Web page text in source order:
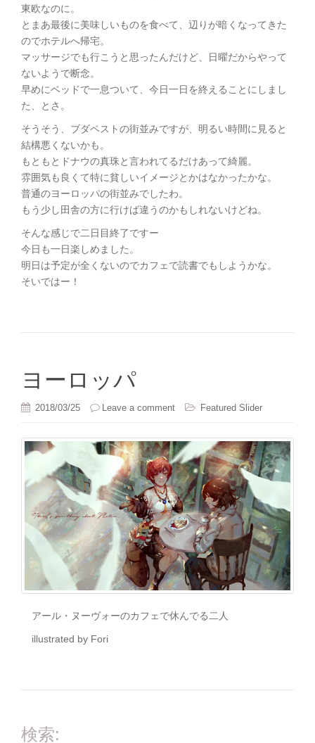
東欧なのに。
とまあ最後に美味しいものを食べて、辺りが暗くなってきた
のでホテルへ帰宅。
マッサージでも行こうと思ったんだけど、日曜だからやって
ないようで断念。
早めにベッドで一息ついて、今日一日を終えることにしまし
た、とさ。
そうそう、ブダペストの街並みですが、明るい時間に見ると
結構悪くないかも。
もともとドナウの真珠と言われてるだけあって綺麗。
雰囲気も良くて特に貧しいイメージとかはなかったかな。
普通のヨーロッパの街並みでしたわ。
もう少し田舎の方に行けば違うのかもしれないけどね。
そんな感じで二日目終了ですー
今日も一日楽しめました。
明日は予定が全くないのでカフェで読書でもしようかな。
そいではー！
ヨーロッパ
2018/03/25 Leave a comment Featured Slider
アール・ヌーヴォーのカフェで休んでる二人
illustrated by Fori
検索: